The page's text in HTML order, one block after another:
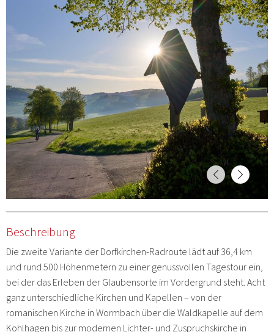
Beschreibung
Die zweite Variante der Dorfkirchen-Radroute lädt auf 36,4 km
und rund 500 Höhenmetern zu einer genussvollen Tagestour ein,
bei der das Erleben der Glaubensorte im Vordergrund steht. Acht
ganz unterschiedliche Kirchen und Kapellen – von der
romanischen Kirche in Wormbach über die Waldkapelle auf dem
Kohlhagen bis zur modernen Lichter- und Zuspruchskirche in